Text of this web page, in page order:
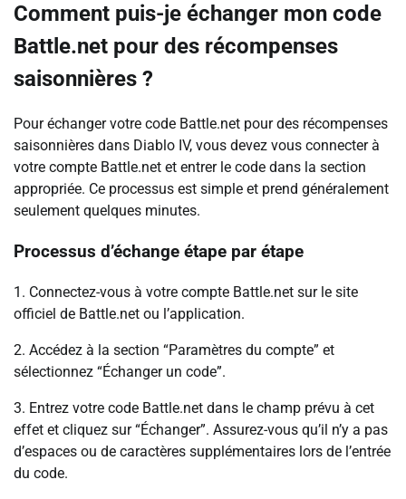
Comment puis-je échanger mon code
Battle.net pour des récompenses
saisonnières ?
Pour échanger votre code Battle.net pour des récompenses
saisonnières dans Diablo IV, vous devez vous connecter à
votre compte Battle.net et entrer le code dans la section
appropriée. Ce processus est simple et prend généralement
seulement quelques minutes.
Processus d’échange étape par étape
1. Connectez-vous à votre compte Battle.net sur le site
officiel de Battle.net ou l’application.
2. Accédez à la section “Paramètres du compte” et
sélectionnez “Échanger un code”.
3. Entrez votre code Battle.net dans le champ prévu à cet
effet et cliquez sur “Échanger”. Assurez-vous qu’il n’y a pas
d’espaces ou de caractères supplémentaires lors de l’entrée
du code.